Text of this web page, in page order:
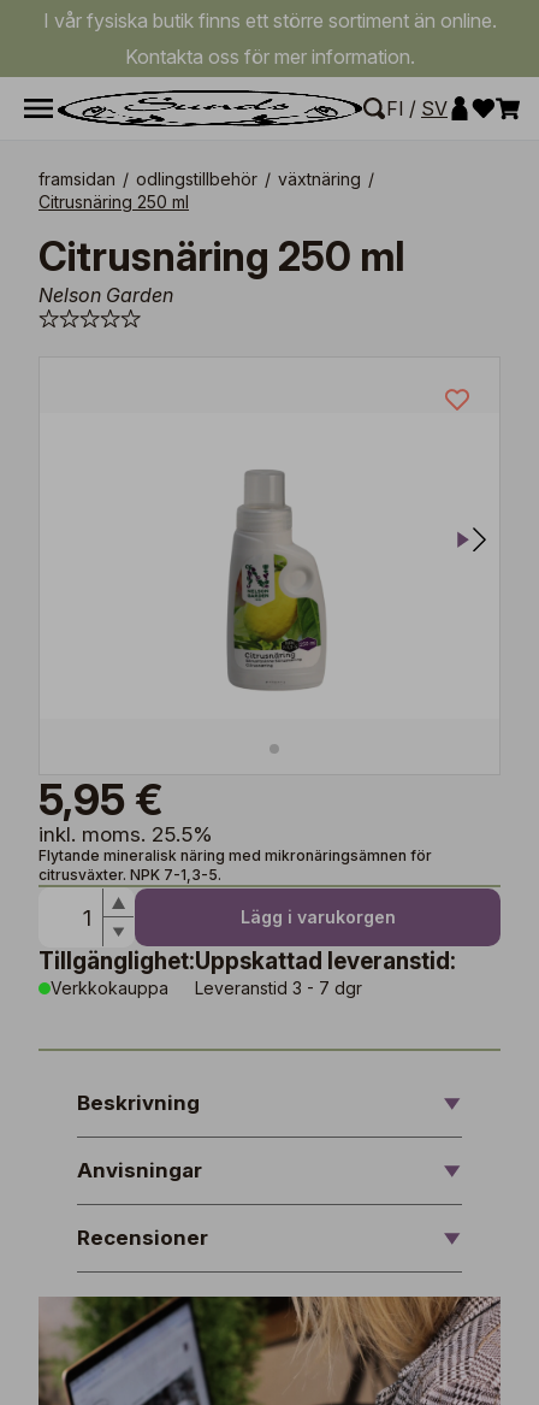
I vår fysiska butik finns ett större sortiment än online.
Kontakta oss för mer information.
FI / SV
framsidan / odlingstillbehör / växtnäring /
Citrusnäring 250 ml
Citrusnäring 250 ml
Nelson Garden
5,95 €
inkl. moms. 25.5%
Flytande mineralisk näring med mikronäringsämnen för
citrusväxter. NPK 7-1,3-5.
Lägg i varukorgen
Tillgänglighet:
Verkkokauppa
Uppskattad leveranstid:
Leveranstid 3 - 7 dgr
Beskrivning
Anvisningar
Recensioner